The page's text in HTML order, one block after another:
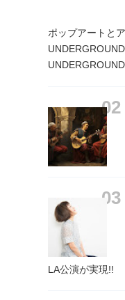
ポップアートと
UNDERGROUND
LA公演が実現!!